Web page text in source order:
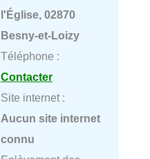
l'Église, 02870
Besny-et-Loizy
Téléphone :
Contacter
Site internet :
Aucun site internet
connu